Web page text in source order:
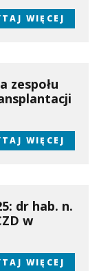
WIĘCEJ
zespołu
WIĘCEJ
dr hab. n.
w
WIĘCEJ